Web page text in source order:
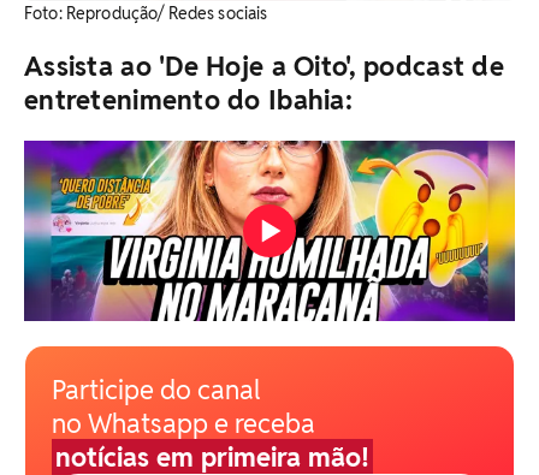
Foto: Reprodução/ Redes sociais
Assista ao 'De Hoje a Oito', podcast de
entretenimento do Ibahia:
Participe do canal
no Whatsapp e receba
notícias em primeira mão!